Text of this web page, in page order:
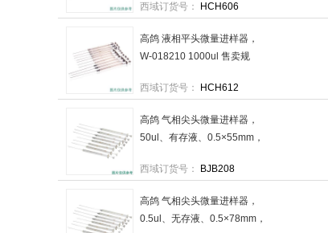
西域订货号：
HCH606
高鸽 液相平头微量进样器，
W-018210 1000ul 售卖规
西域订货号：
HCH612
高鸽 气相尖头微量进样器，
50ul、有存液、0.5×55mm，
西域订货号：
BJB208
高鸽 气相尖头微量进样器，
0.5ul、无存液、0.5×78mm，